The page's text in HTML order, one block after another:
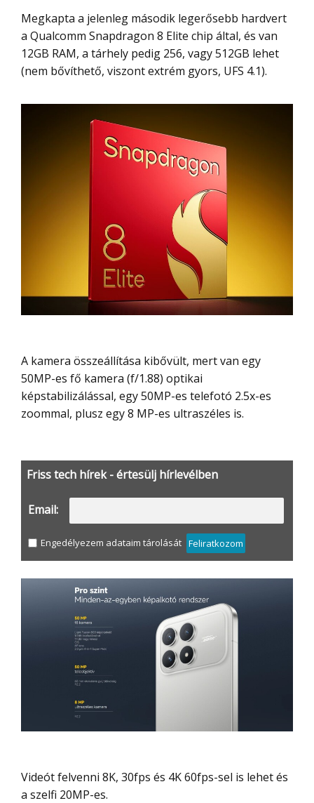
Megkapta a jelenleg második legerősebb hardvert
a Qualcomm Snapdragon 8 Elite chip által, és van
12GB RAM, a tárhely pedig 256, vagy 512GB lehet
(nem bővíthető, viszont extrém gyors, UFS 4.1).
A kamera összeállítása kibővült, mert van egy
50MP-es fő kamera (f/1.88) optikai
képstabilizálással, egy 50MP-es telefotó 2.5x-es
zoommal, plusz egy 8 MP-es ultraszéles is.
Friss tech hírek - értesülj hírlevélben
Email:
Engedélyezem adataim tárolását Feliratkozom
Videót felvenni 8K, 30fps és 4K 60fps-sel is lehet és
a szelfi 20MP-es.